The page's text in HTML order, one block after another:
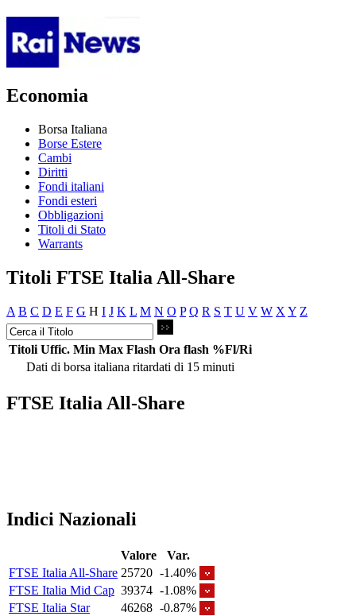
Economia
Borsa Italiana
Borse Estere
Cambi
Diritti
Fondi italiani
Fondi esteri
Obbligazioni
Titoli di Stato
Warrants
Titoli FTSE Italia All-Share
A B C D E F G H I J K L M N O P Q R S T U V W X Y Z
Titoli Uffic. Min Max Flash Ora flash %Fl/Ri
Dati di borsa italiana ritardati di 15 minuti
FTSE Italia All-Share
Indici Nazionali
Valore
Var.
FTSE Italia All-Share 25720 -1.40%
FTSE Italia Mid Cap 39374 -1.08%
FTSE Italia Star
46268 -0.87%